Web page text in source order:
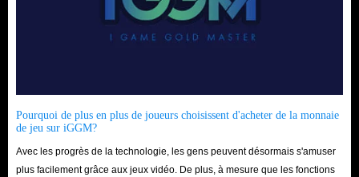
Pourquoi de plus en plus de joueurs choisissent d'acheter de la monnaie
de jeu sur iGGM?
Avec les progrès de la technologie, les gens peuvent désormais s'amuser
plus facilement grâce aux jeux vidéo. De plus, à mesure que les fonctions